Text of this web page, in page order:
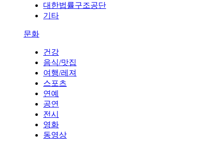
대한법률구조공단
기타
문화
건강
음식/맛집
여행/레져
스포츠
연예
공연
전시
영화
동영상